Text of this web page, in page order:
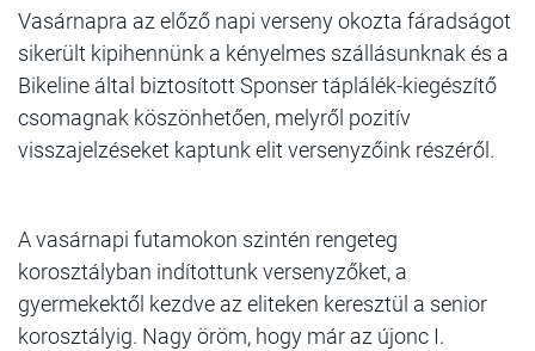
Vasárnapra az előző napi verseny okozta fáradságot
sikerült kipihennünk a kényelmes szállásunknak és a
Bikeline által biztosított Sponser táplálék-kiegészítő
csomagnak köszönhetően, melyről pozitív
visszajelzéseket kaptunk elit versenyzőink részéről.
A vasárnapi futamokon szintén rengeteg
korosztályban indítottunk versenyzőket, a
gyermekektől kezdve az eliteken keresztül a senior
korosztályig. Nagy öröm, hogy már az újonc I.